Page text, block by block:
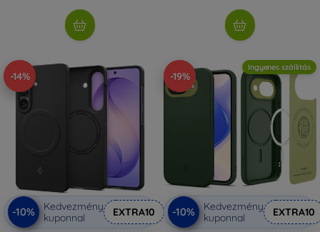
-14%
-10%
Kedvezmény
kuponnal
EXTRA10
-19%
Ingyenes szállítás
-10%
Kedvezmény
kuponnal
EXTRA10